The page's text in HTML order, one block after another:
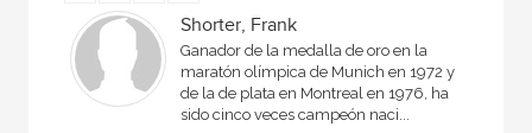
Editora
Escritor
Escritora
Shorter, Frank
Ganador de la medalla de oro en la
maratón olímpica de Munich en 1972 y
de la de plata en Montreal en 1976, ha
sido cinco veces campeón naci...